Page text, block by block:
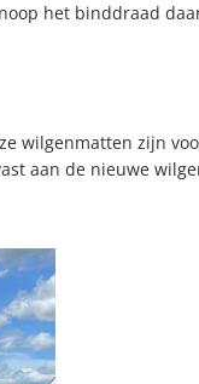
het binddraad
wilgenmatten zijn
aan de nieuwe